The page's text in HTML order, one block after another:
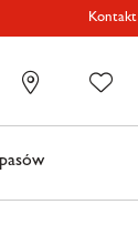
Kontakt